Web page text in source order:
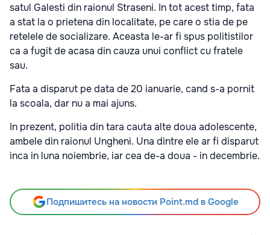
satul Galesti din raionul Straseni. In tot acest timp, fata
a stat la o prietena din localitate, pe care o stia de pe
retelele de socializare. Aceasta le-ar fi spus politistilor
ca a fugit de acasa din cauza unui conflict cu fratele
sau.
Fata a disparut pe data de 20 ianuarie, cand s-a pornit
la scoala, dar nu a mai ajuns.
In prezent, politia din tara cauta alte doua adolescente,
ambele din raionul Ungheni. Una dintre ele ar fi disparut
inca in luna noiembrie, iar cea de-a doua - in decembrie.
Подпишитесь на новости Point.md в Google